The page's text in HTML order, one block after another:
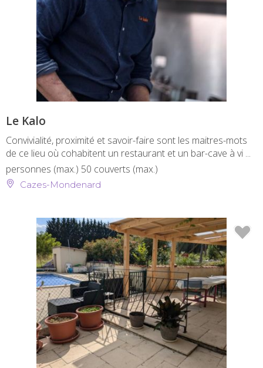
Le Kalo
Convivialité, proximité et savoir-faire sont les maitres-mots
de ce lieu où cohabitent un restaurant et un bar-cave à vi ...
personnes (max.) 50 couverts (max.)
Cazes-Mondenard